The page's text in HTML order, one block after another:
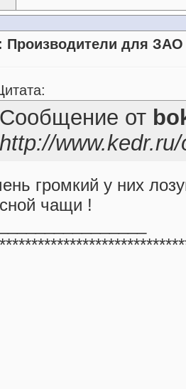
Производители для
Сообщение от
http://
громкий у них
чащи !